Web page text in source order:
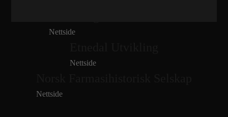
Nettside
Nettside
Nettside